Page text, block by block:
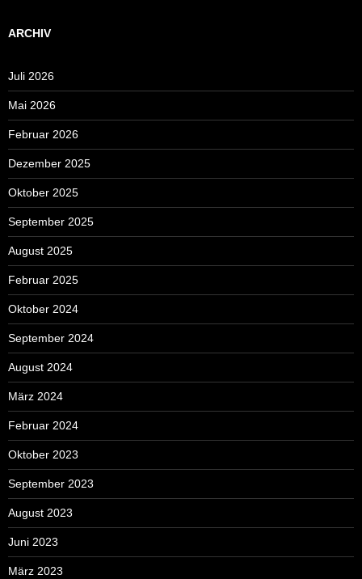
ARCHIV
Juli 2026
Mai 2026
Februar 2026
Dezember 2025
Oktober 2025
September 2025
August 2025
Februar 2025
Oktober 2024
September 2024
August 2024
März 2024
Februar 2024
Oktober 2023
September 2023
August 2023
Juni 2023
März 2023